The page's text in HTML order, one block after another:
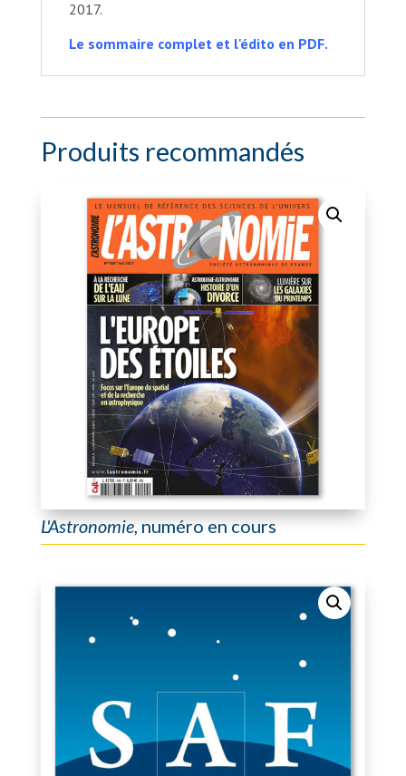
2017.
Le sommaire complet et l'édito en PDF.
Produits recommandés
L'Astronomie, numéro en cours